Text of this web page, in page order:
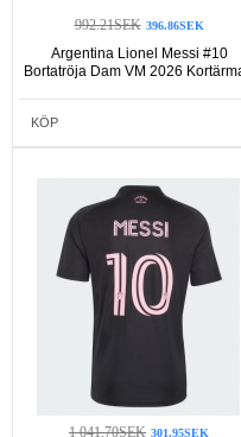
992.21SEK 396.86SEK
Argentina Lionel Messi #10
Bortatröja Dam VM 2026
KÖP
1 041.70SEK 301.95SEK